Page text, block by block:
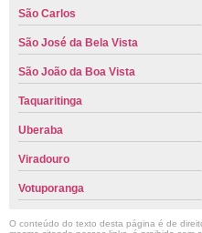
São Carlos
São José da Bela Vista
São João da Boa Vista
Taquaritinga
Uberaba
Viradouro
Votuporanga
O conteúdo do texto desta página é de